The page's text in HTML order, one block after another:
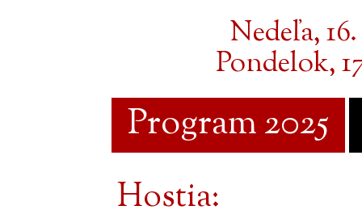
Nedeľa,
Pondelok,
Program 2025
Hostia: